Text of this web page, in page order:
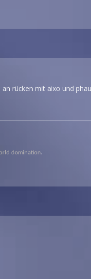
rücken mit aixo und
domination.